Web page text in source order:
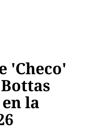
'Checo'
la